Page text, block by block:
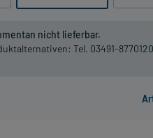
nicht lieferbar.
Tel. 03491-8770120